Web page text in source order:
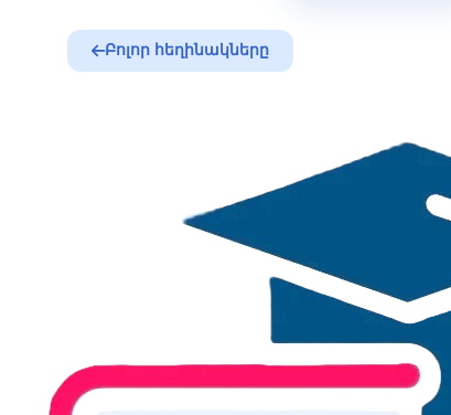
Բոլոր հեղինակները